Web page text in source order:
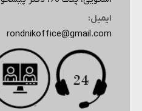
ایمیل:
rondnikoffice@gmail.com